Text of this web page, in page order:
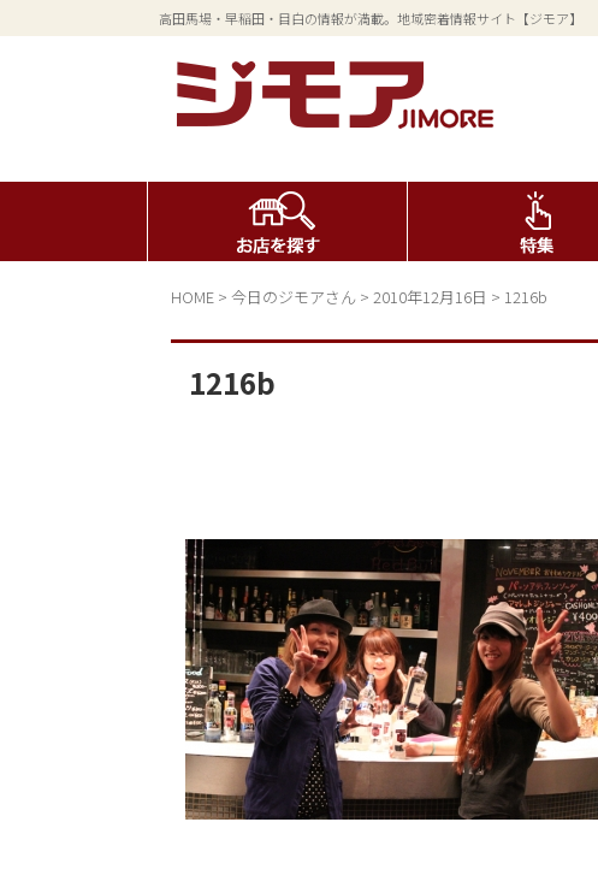
高田馬場・早稲田・目白の情報が満載。地域密着情報サイト【ジモア】
HOME > 今日のジモアさん > 2010年12月16日 > 1216b
1216b